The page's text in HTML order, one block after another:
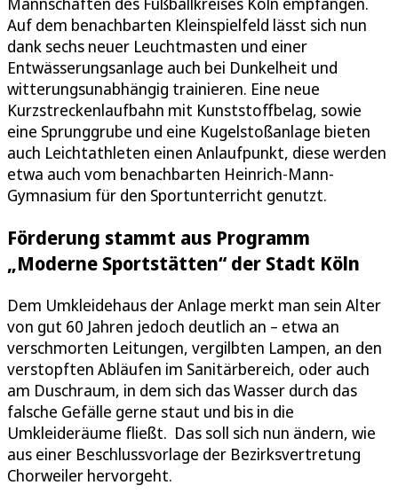
Auf dem benachbarten Kleinspielfeld lässt sich nun
dank sechs neuer Leuchtmasten und einer
Entwässerungsanlage auch bei Dunkelheit und
witterungsunabhängig trainieren. Eine neue
Kurzstreckenlaufbahn mit Kunststoffbelag, sowie
eine Sprunggrube und eine Kugelstoßanlage bieten
auch Leichtathleten einen Anlaufpunkt, diese werden
etwa auch vom benachbarten Heinrich-Mann-
Gymnasium für den Sportunterricht genutzt.
Förderung stammt aus Programm
„Moderne Sportstätten“ der Stadt Köln
Dem Umkleidehaus der Anlage merkt man sein Alter
von gut 60 Jahren jedoch deutlich an – etwa an
verschmorten Leitungen, vergilbten Lampen, an den
verstopften Abläufen im Sanitärbereich, oder auch
am Duschraum, in dem sich das Wasser durch das
falsche Gefälle gerne staut und bis in die
Umkleideräume fließt. Das soll sich nun ändern, wie
aus einer Beschlussvorlage der Bezirksvertretung
Chorweiler hervorgeht.